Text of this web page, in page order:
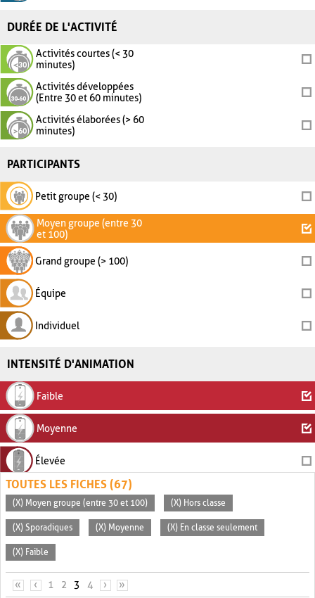
DURÉE DE L'ACTIVITÉ
Activités courtes (< 30
minutes)
Activités développées
(Entre 30 et 60 minutes)
Activités élaborées (> 60
minutes)
PARTICIPANTS
Petit groupe (< 30)
Moyen groupe (entre 30
et 100)
Grand groupe (> 100)
Équipe
Individuel
INTENSITÉ D'ANIMATION
Faible
Moyenne
Élevée
TOUTES LES FICHES (67)
(X) Moyen groupe (entre 30 et 100) (X) Hors classe
(X) Sporadiques (X) Moyenne (X) En classe seulement
(X) Faible
PAGES
« ‹ 1 2 3 4 › »